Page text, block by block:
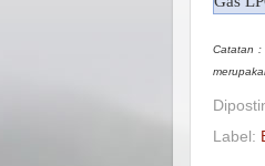
Catatan :
Label: